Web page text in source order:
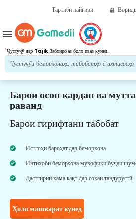
Тартиби пайгирӣ
*Ҷустуҷӯ дар Tajik Забонро аз боло иваз кунед.
menu
Барои осон кардан ва
раванд
Барои гирифтани табобат
Истгоҳи бароҳат дар беморхона
Интихоби беморхона мувофиқи буҷаи
Дастгирии ҳама вақт дар соҳаи тандурустӣ
Ҳоло машварат кунед